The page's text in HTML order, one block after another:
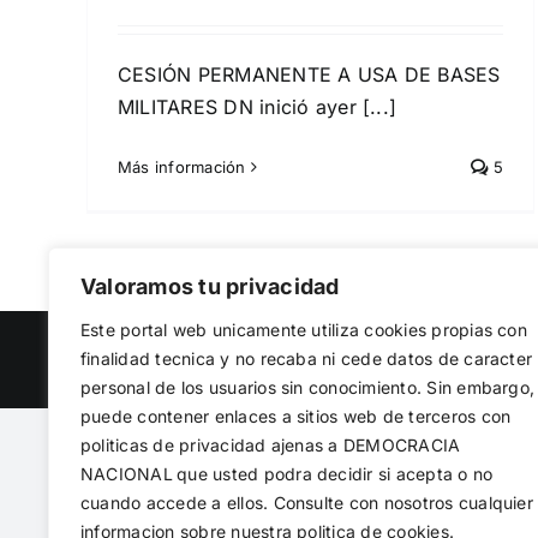
Valoramos tu privacidad
Este portal web unicamente utiliza cookies propias con
finalidad tecnica y no recaba ni cede datos de caracter
personal de los usuarios sin conocimiento. Sin embargo,
puede contener enlaces a sitios web de terceros con
politicas de privacidad ajenas a DEMOCRACIA
NACIONAL que usted podra decidir si acepta o no
cuando accede a ellos. Consulte con nosotros cualquier
informacion sobre nuestra politica de cookies.
CESIÓN PERMANENTE A USA DE BASES
MILITARES DN inició ayer [...]
Más información 5
Copyright 2023 |Democracia Nacional | All Rights